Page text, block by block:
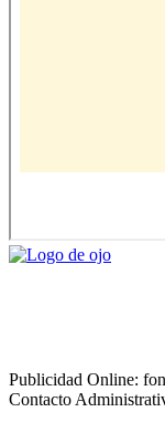
Publicidad Online:
Contacto